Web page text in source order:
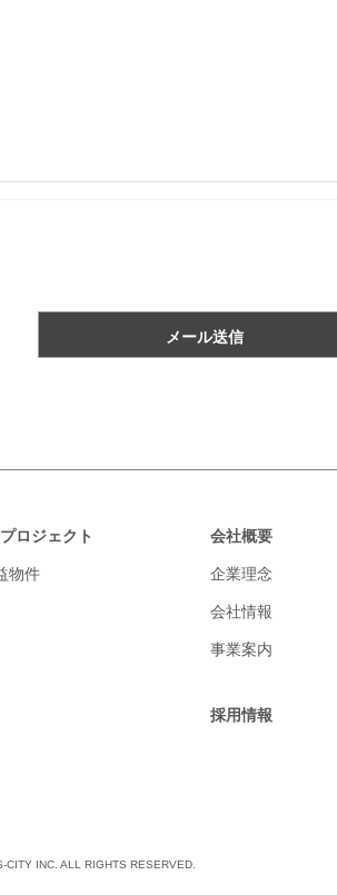
ロジェクト
物件
会社概要
企業理念
会社情報
事業案内
採用情報
INC. ALL RIGHTS RESERVED.